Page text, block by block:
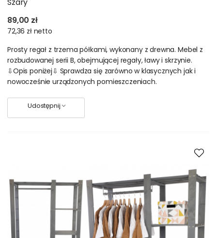
89,00 zł
72,36 zł netto
Prosty regał z trzema półkami, wykonany z drewna. Mebel z
rozbudowanej serii B, obejmującej regały, ławy i skrzynie.
⇩Opis poniżej⇩ Sprawdza się zarówno w klasycznych jak i
nowocześnie urządzonych pomieszczeniach.
Udostępnij